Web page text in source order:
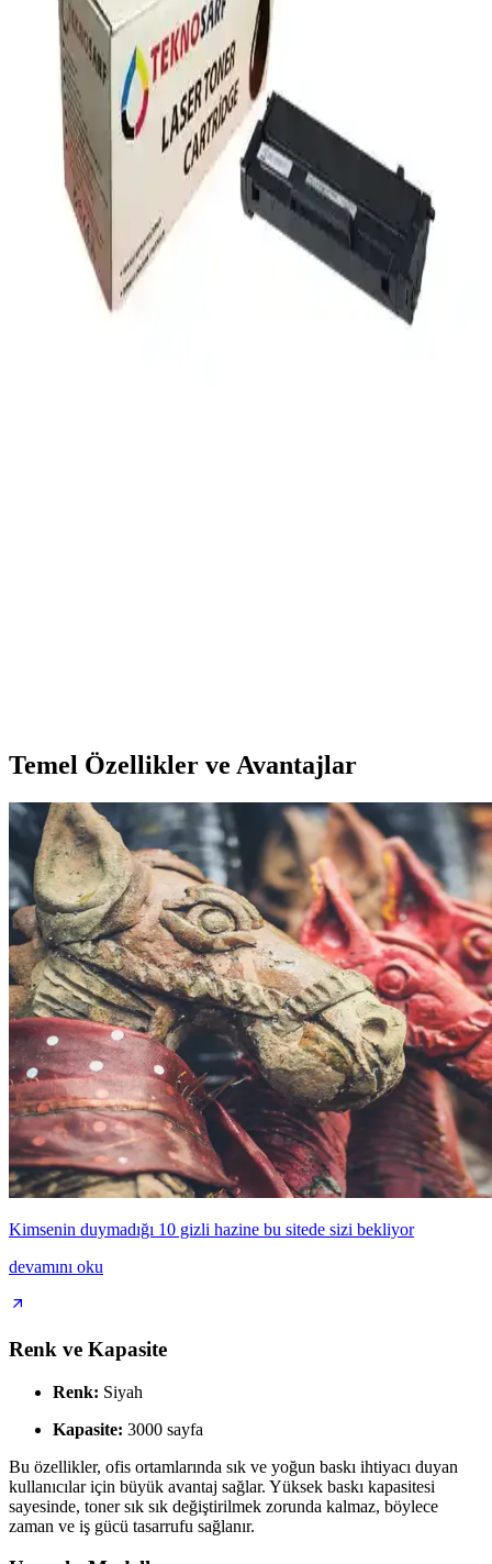
Canon 1240C002CRG-045 M kırmızı toner, canlı renkler ve yüksek
baskı kalitesi ile ofis ve profesyonel kullanıma uygun, ekonomik ve
çevre dostu çözümler sunar.
Yazıcıların Çalışma Prensipleri, Türleri ve Günlük
Hayattaki Önemi Hakkında Detaylı Bilgi
Yazıcılar, dijital bilgileri kağıda aktaran temel cihazlardır. Mürekkep
püskürtmeli, lazer, termal ve nokta vuruşlu türleriyle farklı
ihtiyaçlara hizmet eder. Teknolojideki gelişmelerle baskı çözümleri
çeşitleniyor.
Canon LBP3010B Toner Seçimi ve Bakımı:
Yazıcınız İçin Doğru Toner Rehberi
Temel Özellikler ve Avantajlar
Kimsenin duymadığı 10 gizli hazine bu sitede sizi bekliyor
devamını oku
Renk ve Kapasite
Renk: Siyah
Kapasite: 3000 sayfa
Bu özellikler, ofis ortamlarında sık ve yoğun baskı ihtiyacı duyan
kullanıcılar için büyük avantaj sağlar. Yüksek baskı kapasitesi
sayesinde, toner sık sık değiştirilmek zorunda kalmaz, böylece
zaman ve iş gücü tasarrufu sağlanır.